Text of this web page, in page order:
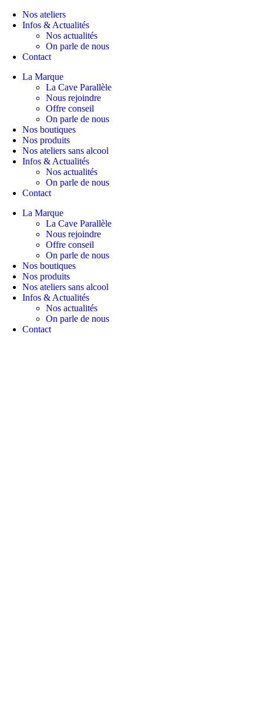
Nos ateliers
Infos & Actualités
Nos actualités
On parle de nous
Contact
La Marque
La Cave Parallèle
Nous rejoindre
Offre conseil
On parle de nous
Nos boutiques
Nos produits
Nos ateliers sans alcool
Infos & Actualités
Nos actualités
On parle de nous
Contact
La Marque
La Cave Parallèle
Nous rejoindre
Offre conseil
On parle de nous
Nos boutiques
Nos produits
Nos ateliers sans alcool
Infos & Actualités
Nos actualités
On parle de nous
Contact